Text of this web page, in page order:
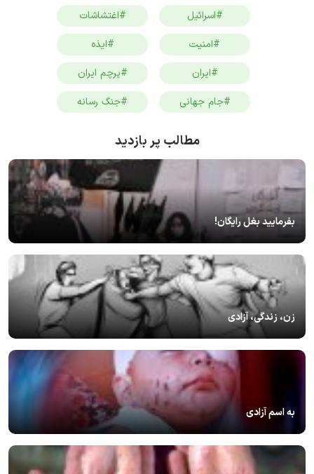
#اسرائیل
#اغتشاشات
#امنیت
#ایذه
#ایران
#پرچم ایران
#جام جهانی
#جنگ رسانه
مطالب پر بازدید
بفرمایید بغل رایگان!
زن، زندگی، آزادی
به اسم آزادی